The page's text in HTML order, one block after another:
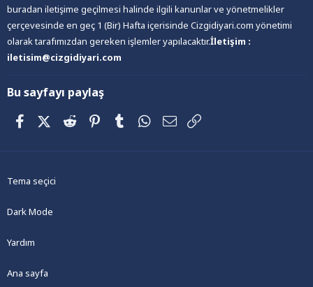
buradan iletişime geçilmesi halinde ilgili kanunlar ve yönetmelikler
çerçevesinde en geç 1 (Bir) Hafta içerisinde Cizgidiyari.com yönetimi
olarak tarafımızdan gereken işlemler yapılacaktır.İletişim :
iletisim@cizgidiyari.com
Bu sayfayı paylaş
FacebookX (Twitter)
Reddit PinterestTumblrWhatsApp
E-posta
Tema seçici
Dark Mode
Yardım
Ana sayfa